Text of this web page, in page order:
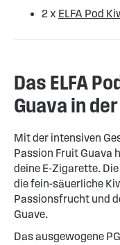
2 x ELFA Pod
Das ELFA
Guava in
Mit der intensiven
Passion Fruit Guava
deine E-Zigarette.
die fein-säuerliche
Passionsfrucht und
Guave.
Das ausgewogene